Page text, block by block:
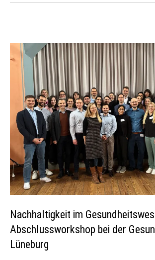
Nachhaltigkeit im
Abschlussworkshop bei der
Lüneburg